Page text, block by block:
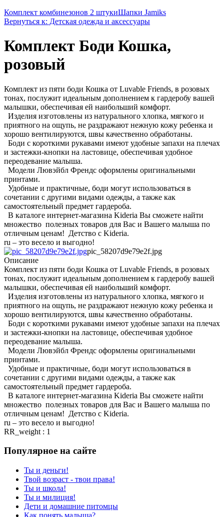
Комплект комбинезонов 2 штукиШапки Jamiks
Вернуться к: Детская одежда и аксессуары
Комплект Боди Кошка,
розовый
Комплект из пяти боди Кошка от Luvable Friends, в розовых
тонах, послужит идеальным дополнением к гардеробу вашей
малышки, обеспечивая ей наибольший комфорт.
Изделия изготовлены из натурального хлопка, мягкого и
приятного на ощупь, не раздражают нежную кожу ребенка и
хорошо вентилируются, швы качественно обработаны.
Боди с короткими рукавами имеют удобные запахи на плечах
и застежки-кнопки на ластовице, обеспечивая удобное
переодевание малыша.
Модели Лювэйбл Френдс оформлены оригинальными
принтами.
Удобные и практичные, боди могут использоваться в
сочетании с другими видами одежды, а также как
самостоятельный предмет гардероба.
В каталоге интернет-магазина Kideria Вы сможете найти
множество полезных товаров для Вас и Вашего малыша по
отличным ценам! Детство с Kideria.
ru – это весело и выгодно!
pic_58207d9e79e2f.jpg
Описание
Комплект из пяти боди Кошка от Luvable Friends, в розовых
тонах, послужит идеальным дополнением к гардеробу вашей
малышки, обеспечивая ей наибольший комфорт.
Изделия изготовлены из натурального хлопка, мягкого и
приятного на ощупь, не раздражают нежную кожу ребенка и
хорошо вентилируются, швы качественно обработаны.
Боди с короткими рукавами имеют удобные запахи на плечах
и застежки-кнопки на ластовице, обеспечивая удобное
переодевание малыша.
Модели Лювэйбл Френдс оформлены оригинальными
принтами.
Удобные и практичные, боди могут использоваться в
сочетании с другими видами одежды, а также как
самостоятельный предмет гардероба.
В каталоге интернет-магазина Kideria Вы сможете найти
множество полезных товаров для Вас и Вашего малыша по
отличным ценам! Детство с Kideria.
ru – это весело и выгодно!
RR_weight : 1
Популярное на сайте
Ты и деньги!
Твой возраст - твои права!
Ты и школа!
Ты и милиция!
Дети и домашние питомцы